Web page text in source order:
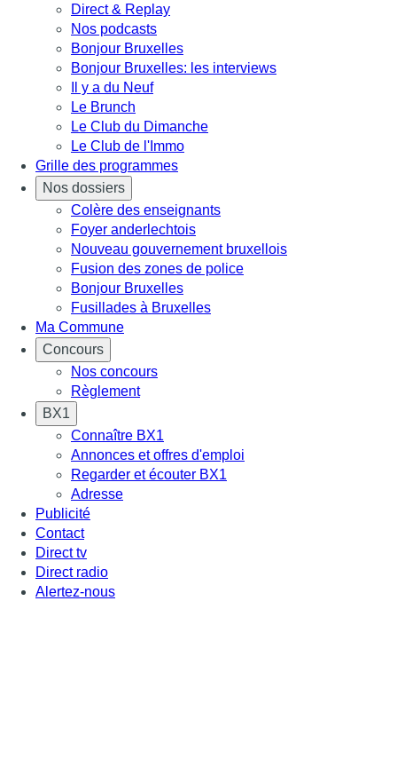
Direct & Replay
Nos podcasts
Bonjour Bruxelles
Bonjour Bruxelles: les interviews
Il y a du Neuf
Le Brunch
Le Club du Dimanche
Le Club de l'Immo
Grille des programmes
Nos dossiers
Colère des enseignants
Foyer anderlechtois
Nouveau gouvernement bruxellois
Fusion des zones de police
Bonjour Bruxelles
Fusillades à Bruxelles
Ma Commune
Concours
Nos concours
Règlement
BX1
Connaître BX1
Annonces et offres d'emploi
Regarder et écouter BX1
Adresse
Publicité
Contact
Direct tv
Direct radio
Alertez-nous